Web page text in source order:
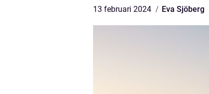
13 februari 2024 Eva Sjöberg